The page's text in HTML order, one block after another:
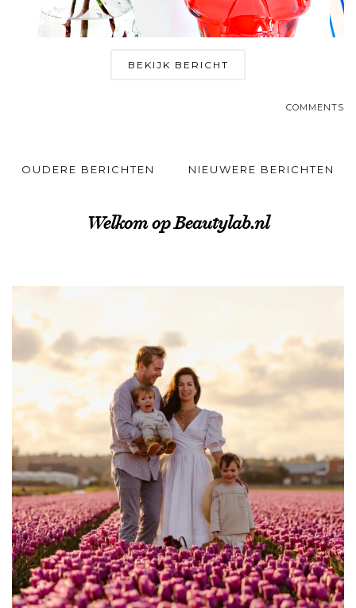
BEKIJK BERICHT
COMMENTS
OUDERE BERICHTEN NIEUWERE BERICHTEN
Welkom op Beautylab.nl